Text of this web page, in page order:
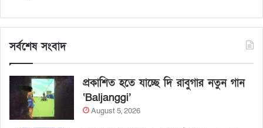
সর্বশেষ সংবাদ
প্রকাশিত হতে যাচ্ছে দি রাবুগার নতুন গান
‘Baljanggi’
August 5, 2026